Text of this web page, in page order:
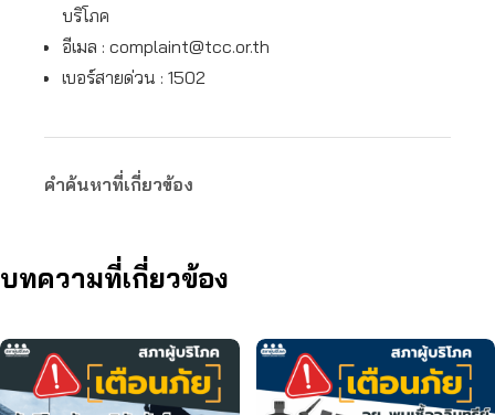
บริโภค
อีเมล : complaint@tcc.or.th
เบอร์สายด่วน : 1502
คำค้นหาที่เกี่ยวข้อง
บทความที่เกี่ยวข้อง